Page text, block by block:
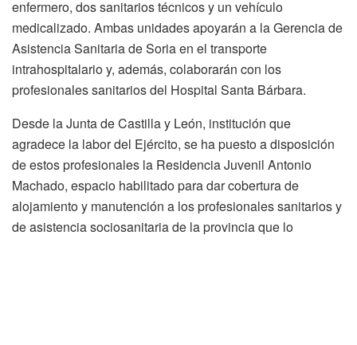
enfermero, dos sanitarios técnicos y un vehículo
medicalizado. Ambas unidades apoyarán a la Gerencia de
Asistencia Sanitaria de Soria en el transporte
intrahospitalario y, además, colaborarán con los
profesionales sanitarios del Hospital Santa Bárbara.
Desde la Junta de Castilla y León, institución que
agradece la labor del Ejército, se ha puesto a disposición
de estos profesionales la Residencia Juvenil Antonio
Machado, espacio habilitado para dar cobertura de
alojamiento y manutención a los profesionales sanitarios y
de asistencia sociosanitaria de la provincia que lo